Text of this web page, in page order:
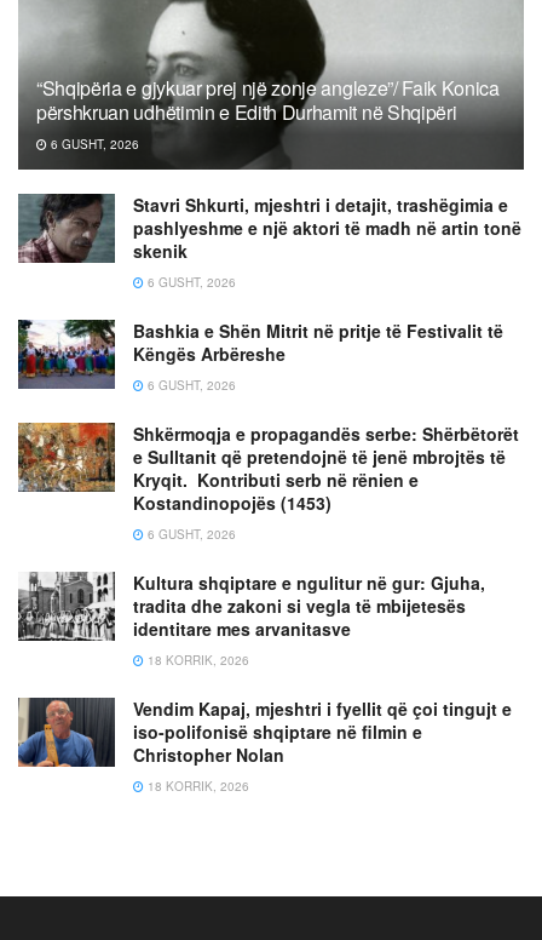
“Shqipëria e gjykuar prej një zonje angleze”/ Faik Konica
përshkruan udhëtimin e Edith Durhamit në Shqipëri
6 GUSHT, 2026
Stavri Shkurti, mjeshtri i detajit, trashëgimia e
pashlyeshme e një aktori të madh në artin tonë
skenik
6 GUSHT, 2026
Bashkia e Shën Mitrit në pritje të Festivalit të
Këngës Arbëreshe
6 GUSHT, 2026
Shkërmoqja e propagandës serbe: Shërbëtorët
e Sulltanit që pretendojnë të jenë mbrojtës të
Kryqit. Kontributi serb në rënien e
Kostandinopojës (1453)
6 GUSHT, 2026
Kultura shqiptare e ngulitur në gur: Gjuha,
tradita dhe zakoni si vegla të mbijetesës
identitare mes arvanitasve
18 KORRIK, 2026
Vendim Kapaj, mjeshtri i fyellit që çoi tingujt e
iso-polifonisë shqiptare në filmin e
Christopher Nolan
18 KORRIK, 2026